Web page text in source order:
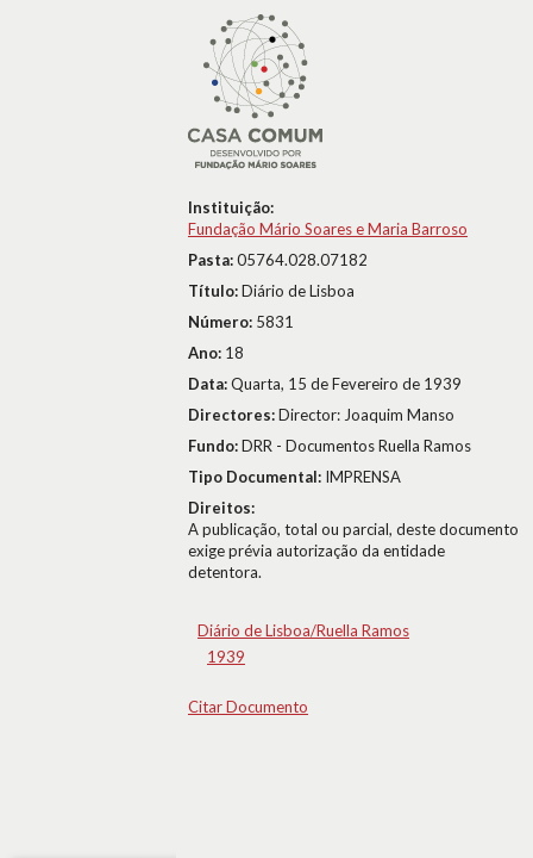
Instituição:
Fundação Mário Soares e Maria Barroso
Pasta:05764.028.07182
Título:Diário de Lisboa
Número: 5831
Ano: 18
Data:Quarta, 15 de Fevereiro de 1939
Directores:Director: Joaquim Manso
Fundo:DRR - Documentos Ruella Ramos
Tipo Documental: IMPRENSA
Direitos:
A publicação, total ou parcial, deste documento
exige prévia autorização da entidade
detentora.
Diário de Lisboa/Ruella Ramos
1939
Citar Documento